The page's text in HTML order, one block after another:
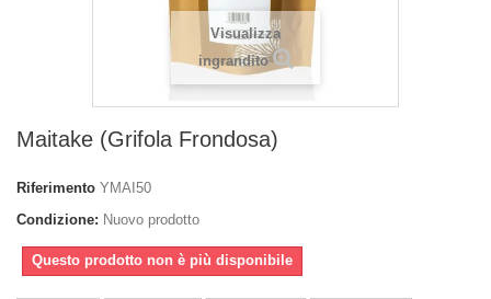
Visualizza
ingrandito
Maitake (Grifola Frondosa)
Riferimento YMAI50
Condizione: Nuovo prodotto
Questo prodotto non è più disponibile